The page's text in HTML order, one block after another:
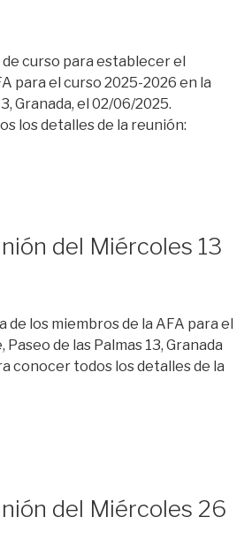
curso para establecer el
para el curso 2025-2026 en la
Granada, el 02/06/2025.
los detalles de la reunión:
del Miércoles 13
los miembros de la AFA para el
de las Palmas 13, Granada
conocer todos los detalles de la
del Miércoles 26